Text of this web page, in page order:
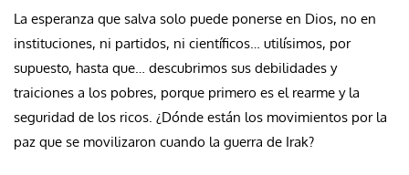
La esperanza que salva solo puede ponerse en Dios, no en
instituciones, ni partidos, ni científicos… utilísimos, por
supuesto, hasta que… descubrimos sus debilidades y
traiciones a los pobres, porque primero es el rearme y la
seguridad de los ricos. ¿Dónde están los movimientos por la
paz que se movilizaron cuando la guerra de Irak?